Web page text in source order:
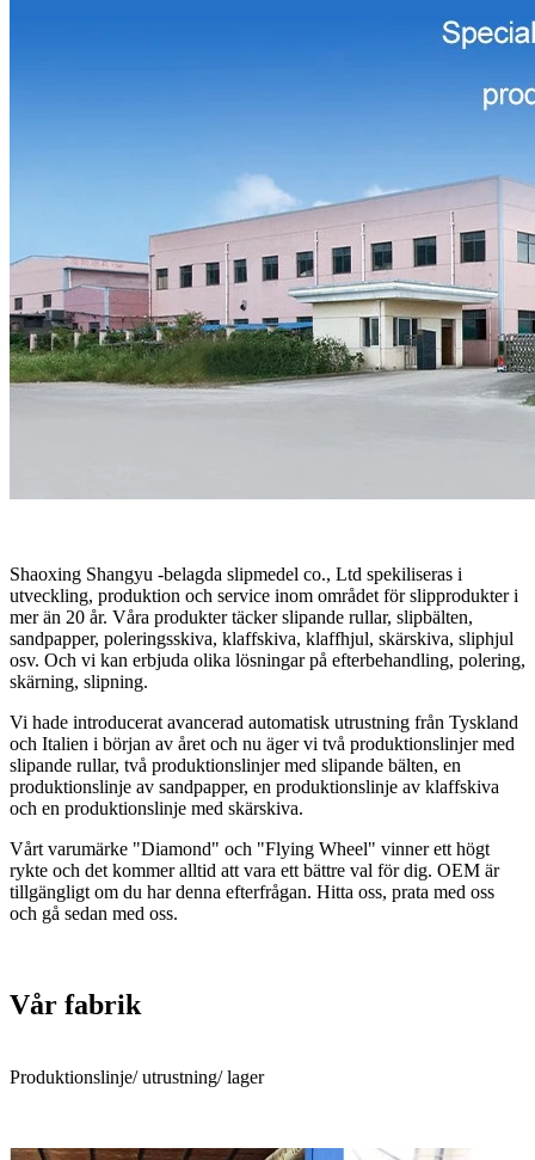
Shaoxing Shangyu -belagda slipmedel co., Ltd spekiliseras i
utveckling, produktion och service inom området för slipprodukter i
mer än 20 år. Våra produkter täcker slipande rullar, slipbälten,
sandpapper, poleringsskiva, klaffskiva, klaffhjul, skärskiva, sliphjul
osv. Och vi kan erbjuda olika lösningar på efterbehandling, polering,
skärning, slipning.
Vi hade introducerat avancerad automatisk utrustning från Tyskland
och Italien i början av året och nu äger vi två produktionslinjer med
slipande rullar, två produktionslinjer med slipande bälten, en
produktionslinje av sandpapper, en produktionslinje av klaffskiva
och en produktionslinje med skärskiva.
Vårt varumärke "Diamond" och "Flying Wheel" vinner ett högt
rykte och det kommer alltid att vara ett bättre val för dig. OEM är
tillgängligt om du har denna efterfrågan. Hitta oss, prata med oss ​​
och gå sedan med oss.
Vår fabrik
Produktionslinje/ utrustning/ lager